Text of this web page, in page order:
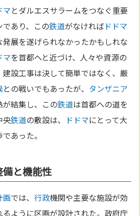
マとダルエスサラームをつなぐ重要
あり、この鉄道がなければドドマ
展を遂げられなかったかもしれな
マを首都へと近づけ、人々や資源の
設工事は決して簡単ではなく、厳
との戦いでもあったが、 タンザニア
結集し、この鉄道は首都への道を
央鉄道の敷設は、 ドドマにとって大
あった。
と機能性
画では、行政機関や主要な施設が効
ように区画が設計された。政府庁